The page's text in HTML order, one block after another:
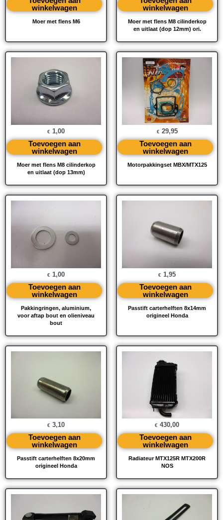
Moer met flens M6
winkelwagen
Moer met flens M8 cilinderkop
en uitlaat (dop 12mm) ori.
winkelwagen
Moer met flens M8 cilinderkop
en uitlaat (dop 13mm)
€ 1,00
Toevoegen aan
winkelwagen
Motorpakkingset MBX/MTX125
€ 29,95
Toevoegen aan
winkelwagen
Pakkingringen, aluminium,
voor aftap bout en olieniveau
bout
€ 1,00
Toevoegen aan
winkelwagen
Passtift carterhelften 8x14mm
origineel Honda
€ 1,95
Toevoegen aan
winkelwagen
Passtift carterhelften 8x20mm
origineel Honda
€ 3,10
Toevoegen aan
winkelwagen
Radiateur MTX125R MTX200R
NOS
€ 430,00
Toevoegen aan
winkelwagen